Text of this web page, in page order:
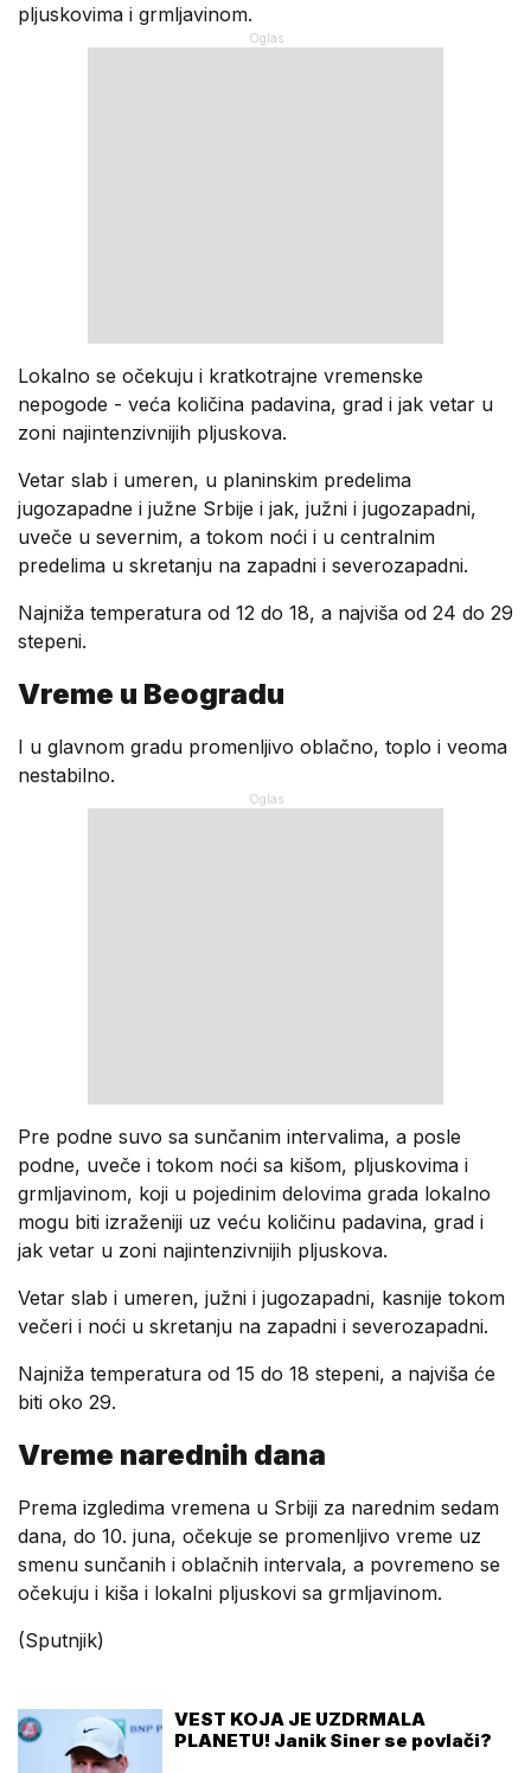
pljuskovima i grmljavinom.
Lokalno se očekuju i kratkotrajne vremenske
nepogode - veća količina padavina, grad i jak vetar u
zoni najintenzivnijih pljuskova.
Vetar slab i umeren, u planinskim predelima
jugozapadne i južne Srbije i jak, južni i jugozapadni,
uveče u severnim, a tokom noći i u centralnim
predelima u skretanju na zapadni i severozapadni.
Najniža temperatura od 12 do 18, a najviša od 24 do 29
stepeni.
Vreme u Beogradu
I u glavnom gradu promenljivo oblačno, toplo i veoma
nestabilno.
Pre podne suvo sa sunčanim intervalima, a posle
podne, uveče i tokom noći sa kišom, pljuskovima i
grmljavinom, koji u pojedinim delovima grada lokalno
mogu biti izraženiji uz veću količinu padavina, grad i
jak vetar u zoni najintenzivnijih pljuskova.
Vetar slab i umeren, južni i jugozapadni, kasnije tokom
večeri i noći u skretanju na zapadni i severozapadni.
Najniža temperatura od 15 do 18 stepeni, a najviša će
biti oko 29.
Vreme narednih dana
Prema izgledima vremena u Srbiji za narednim sedam
dana, do 10. juna, očekuje se promenljivo vreme uz
smenu sunčanih i oblačnih intervala, a povremeno se
očekuju i kiša i lokalni pljuskovi sa grmljavinom.
(Sputnjik)
VEST KOJA JE UZDRMALA
PLANETU! Janik Siner se povlači?